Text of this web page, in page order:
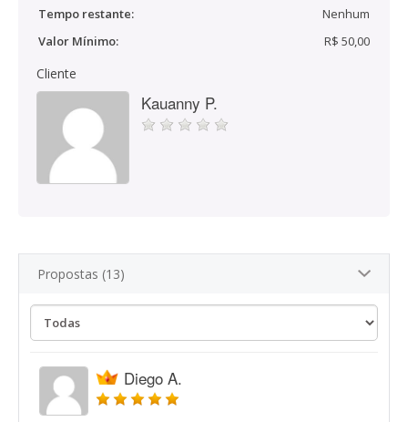
Tempo restante:
Nenhum
Valor Mínimo:
R$ 50,00
Cliente
Kauanny P.
Propostas (13)
Diego A.